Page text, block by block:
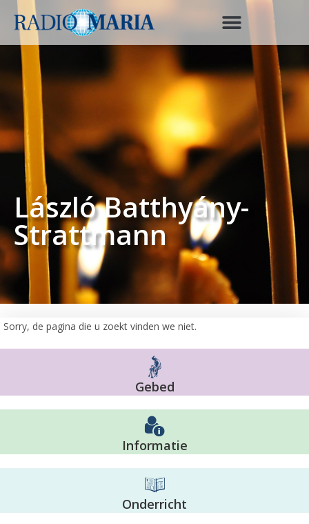
László Batthyány-
Strattmann
Sorry, de pagina die u zoekt vinden we niet.
Gebed
Informatie
Onderricht